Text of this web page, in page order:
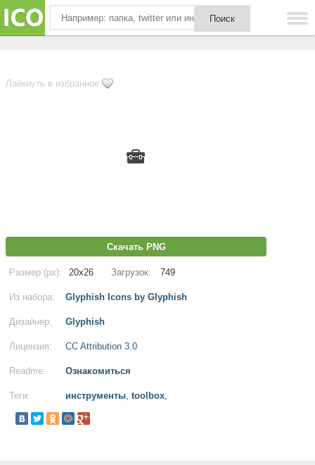
Лайкнуть в избранное
Скачать PNG
Размер (px): 20x26 Загрузок: 749
Из набора: Glyphish Icons by Glyphish
Дизайнер: Glyphish
Лицензия: CC Attribution 3.0
Readme: Ознакомиться
Теги: инструменты, toolbox,